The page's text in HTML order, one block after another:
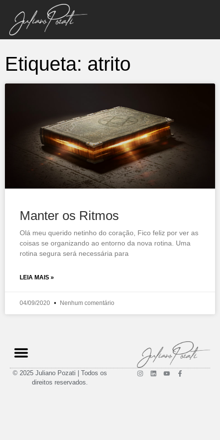
Etiqueta: atrito
Manter os Ritmos
Olá meu querido netinho do coração, Fico feliz por ver as
coisas se organizando ao entorno da nova rotina. Uma
rotina segura será necessária para
LEIA MAIS »
04/09/2020 Nenhum comentário
© 2025 Juliano Pozati | Todos os
direitos reservados.